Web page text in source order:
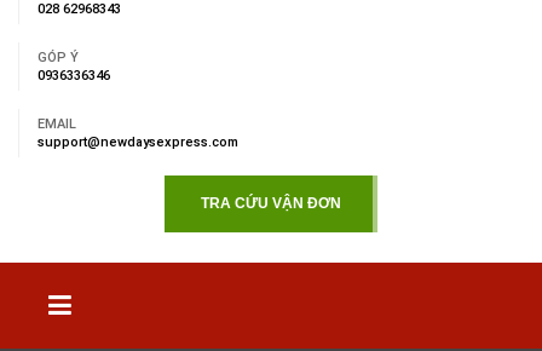
028 62968343
GÓP Ý
0936336346
EMAIL
support@newdaysexpress.com
TRA CỨU VẬN ĐƠN